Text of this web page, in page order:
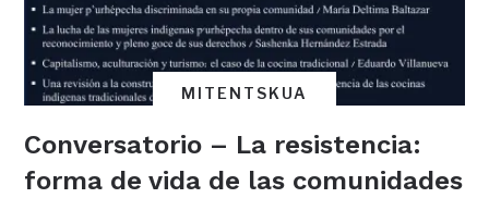
MITENTSKUA
Conversatorio – La resistencia:
forma de vida de las comunidades